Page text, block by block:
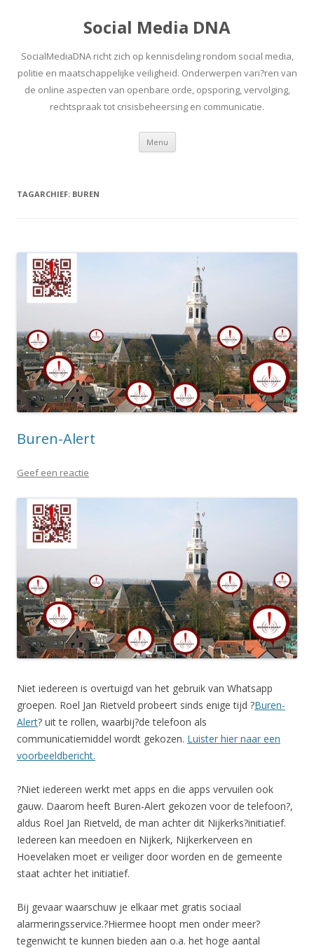
Social Media DNA
SocialMediaDNA richt zich op kennisdeling rondom social media,
politie en maatschappelijke veiligheid. Onderwerpen vari?ren van
de online aspecten van openbare orde, opsporing, vervolging,
rechtspraak tot crisisbeheersing en communicatie.
Menu Spring
inhoud
TAGARCHIEF: BUREN
Buren-Alert
Geef een reactie
Niet iedereen is overtuigd van het gebruik van Whatsapp
groepen. Roel Jan Rietveld probeert sinds enige tijd ?Buren-
Alert? uit te rollen, waarbij?de telefoon als
communicatiemiddel wordt gekozen. Luister hier naar een
voorbeeldbericht.
?Niet iedereen werkt met apps en die apps vervuilen ook
gauw. Daarom heeft Buren-Alert gekozen voor de telefoon?,
aldus Roel Jan Rietveld, de man achter dit Nijkerks?initiatief.
Iedereen kan meedoen en Nijkerk, Nijkerkerveen en
Hoevelaken moet er veiliger door worden en de gemeente
staat achter het initiatief.
Bij gevaar waarschuw je elkaar met gratis sociaal
alarmeringsservice.?Hiermee hoopt men onder meer?
tegenwicht te kunnen bieden aan o.a. het hoge aantal